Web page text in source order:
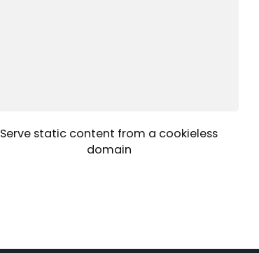
Serve static content from a cookieless
domain